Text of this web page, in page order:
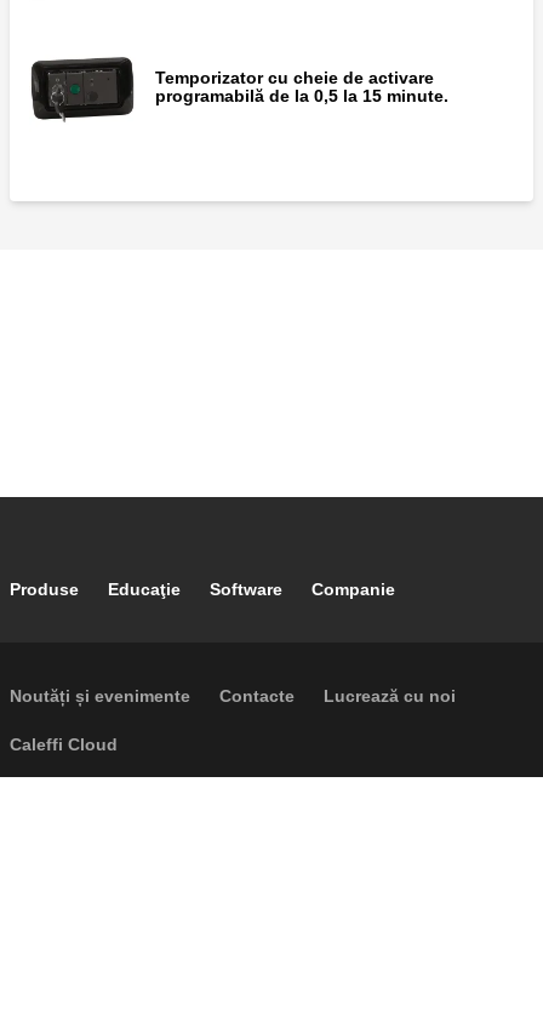
Temporizator cu cheie de activare
programabilă de la 0,5 la 15 minute.
Footer main navigation
Produse Educaţie Software Companie
Footer secondary navigation
Noutăți și evenimente Contacte Lucrează cu noi
Caleffi Cloud